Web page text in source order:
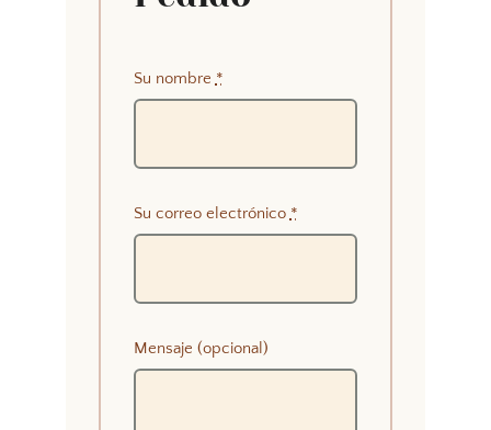
Su nombre *
Su correo electrónico *
Mensaje (opcional)